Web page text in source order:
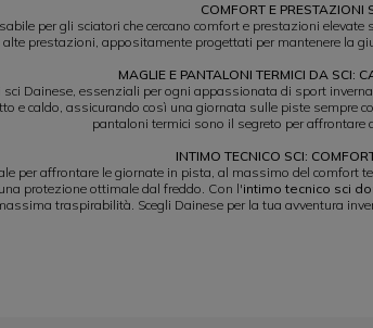
COMFORT E PRESTAZIONI
per gli sciatori che cercano comfort e prestazioni elevate
alte prestazioni, appositamente progettati per mantenere la
MAGLIE E PANTALONI TERMICI DA SCI:
sci Dainese, essenziali per ogni appassionata di sport
e caldo, assicurando così una giornata sulle piste
pantaloni termici sono il segreto per affrontare
INTIMO TECNICO SCI:
per affrontare le giornate in pista, al massimo del comfort
protezione ottimale dal freddo. Con l'intimo tecnico sci
traspirabilità. Scegli Dainese per la tua avventura